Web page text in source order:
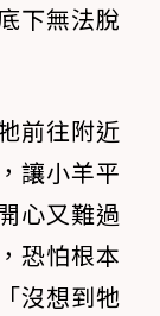
下無法脫
前往附近
讓小羊平
心又難過
恐怕根本
沒想到牠